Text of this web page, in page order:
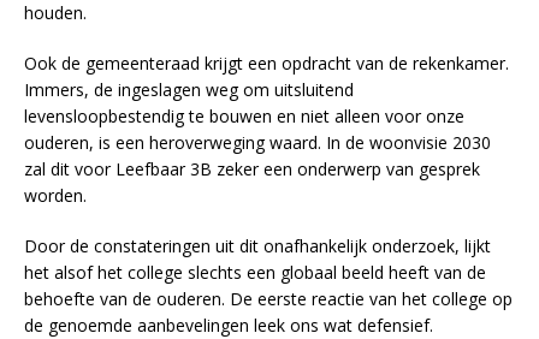
houden.
Ook de gemeenteraad krijgt een opdracht van de rekenkamer.
Immers, de ingeslagen weg om uitsluitend
levensloopbestendig te bouwen en niet alleen voor onze
ouderen, is een heroverweging waard. In de woonvisie 2030
zal dit voor Leefbaar 3B zeker een onderwerp van gesprek
worden.
Door de constateringen uit dit onafhankelijk onderzoek, lijkt
het alsof het college slechts een globaal beeld heeft van de
behoefte van de ouderen. De eerste reactie van het college op
de genoemde aanbevelingen leek ons wat defensief.